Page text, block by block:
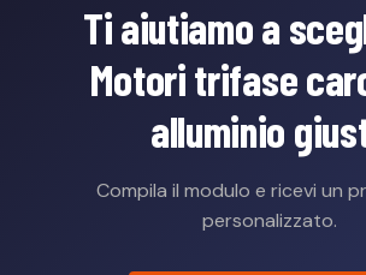
Ti aiutiamo a
Motori trifase
alluminio
Compila il modulo e ricevi un
personalizzato.